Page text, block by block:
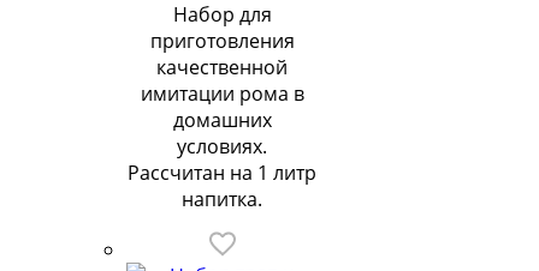
Набор для
приготовления
качественной
имитации рома в
домашних
условиях.
Рассчитан на 1 литр
напитка.